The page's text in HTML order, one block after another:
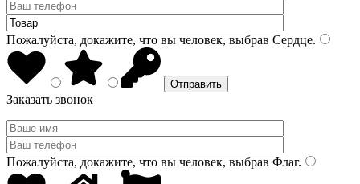
Пожалуйста, докажите, что вы человек, выбрав Сердце.
Заказать звонок
Пожалуйста, докажите, что вы человек, выбрав Флаг.